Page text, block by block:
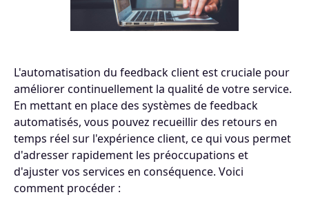
L'automatisation du feedback client est cruciale pour
améliorer continuellement la qualité de votre service.
En mettant en place des systèmes de feedback
automatisés, vous pouvez recueillir des retours en
temps réel sur l'expérience client, ce qui vous permet
d'adresser rapidement les préoccupations et
d'ajuster vos services en conséquence. Voici
comment procéder :